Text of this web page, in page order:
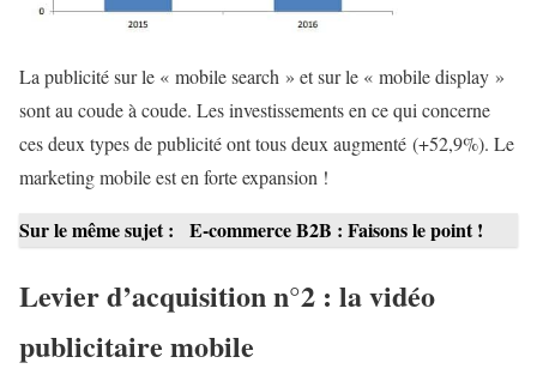
La publicité sur le « mobile search » et sur le « mobile display »
sont au coude à coude. Les investissements en ce qui concerne
ces deux types de publicité ont tous deux augmenté (+52,9%). Le
marketing mobile est en forte expansion !
Sur le même sujet : E-commerce B2B : Faisons le point !
Levier d’acquisition n°2 : la vidéo
publicitaire mobile